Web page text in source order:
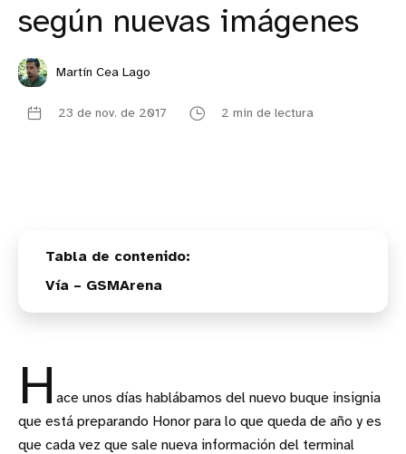
según nuevas imágenes
Martín Cea Lago
23 de nov. de 2017 2 min de lectura
Vía – GSMArena
H ace unos días hablábamos del nuevo buque insignia
que está preparando Honor para lo que queda de año y es
que cada vez que sale nueva información del terminal